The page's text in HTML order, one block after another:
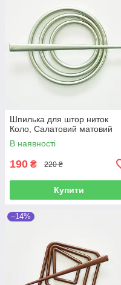
Шпилька для штор ниток
Коло, Салатовий матовий
В наявності
190 ₴ 220 ₴
Купити
–14%